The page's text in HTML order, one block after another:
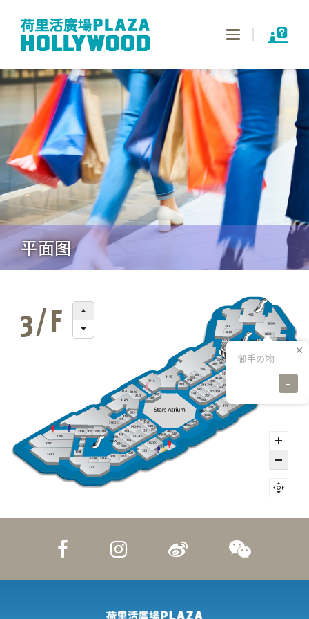
Toggle
平面图
御手の物
+